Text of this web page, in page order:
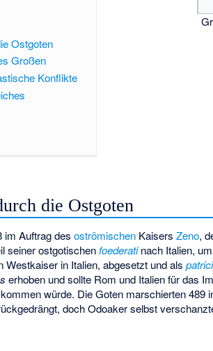
Ostgoten
Großen
Konflikte
die Ostgoten
im Auftrag desoströmischen KaisersZeno,
seiner ostgotischenfoederatinach Italien,
Westkaiser in Italien, abgesetzt und als
erhoben und sollte Rom und Italien für das
würde. Die Goten marschierten 489
doch Odoaker selbst